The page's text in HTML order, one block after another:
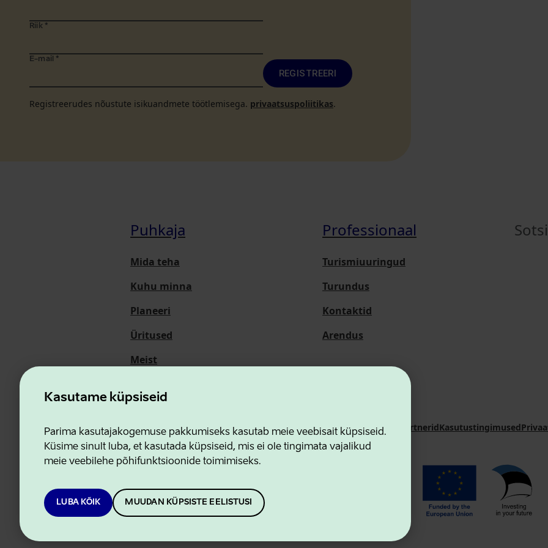
Kasutame küpsiseid
Parima kasutajakogemuse pakkumiseks kasutab meie veebisait küpsiseid.
Küsime sinult luba, et kasutada küpsiseid, mis ei ole tingimata vajalikud
meie veebilehe põhifunktsioonide toimimiseks.
LUBA KÕIK MUUDAN KÜPSISTE EELISTUSI
Riik *
E-mail *
REGISTREERI
Registreerudes nõustute isikuandmete töötlemisega. privaatsuspoliitikas.
Puhkaja
Mida teha
Kuhu minna
Planeeri
Üritused
Meist
Professionaal
Turismiuuringud
Turundus
Kontaktid
Arendus
Ettevõtluse ja Innovatsiooni SihtasutusKontaktidKoostööpartneridKasutustingimused